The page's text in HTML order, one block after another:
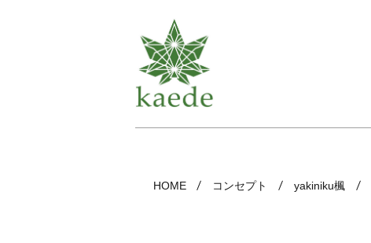
HOME コンセプト yakiniku楓